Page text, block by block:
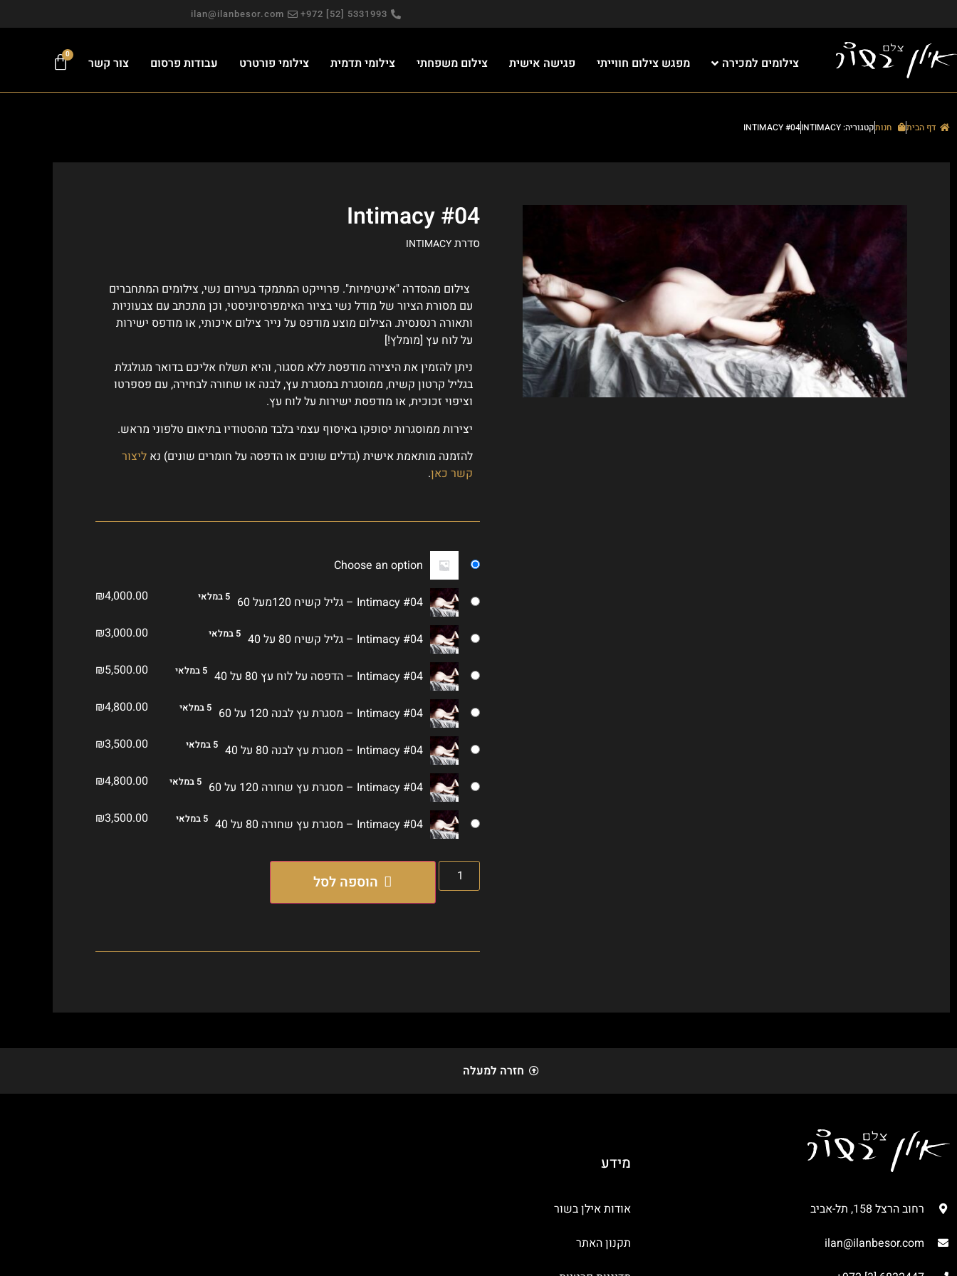
5331993 [52] 972+
ilan@ilanbesor.com
צילומים למכירה מפגש צילום חווייתי פגישה אישית צילום משפחתי צילומי תדמית צילומי פורטרט עבודות פרסום צור קשר
0
דף הבית חנותקטגוריה: INTIMACY INTIMACY #04
Intimacy #04
סדרתINTIMACY
צילום מהסדרה "אינטימיות". פרוייקט המתמקד בעירום נשי, צילומים המתחברים
עם מסורת הציור של מודל נשי בציור האימפרסיוניסטי, וכן מתכתב עם צבעוניות
ותאורה רנסנסית. הצילום מוצע מודפס על נייר צילום איכותי, או מודפס ישירות
על לוח עץ [מומלץ!]
ניתן להזמין את היצירה מודפסת ללא מסגור, והיא תשלח אליכם בדואר מגולגלת
בגליל קרטון קשיח, ממוסגרת במסגרת עץ, לבנה או שחורה לבחירה, עם פספרטו
וציפוי זכוכית, או מודפסת ישירות על לוח עץ.
יצירות ממוסגרות יסופקו באיסוף עצמי בלבד מהסטודיו בתיאום טלפוני מראש.
להזמנה מותאמת אישית (גדלים שונים או הדפסה על חומרים שונים) נא ליצור
קשר כאן.
Choose an option
Intimacy #04 – גליל קשיח 120מעל 60 ₪4,000.00 5 במלאי
Intimacy #04 – גליל קשיח 80 על 40 ₪3,000.00 5 במלאי
Intimacy #04 – הדפסה על לוח עץ 80 על 40 ₪5,500.00 5 במלאי
Intimacy #04 – מסגרת עץ לבנה 120 על 60 ₪4,800.00 5 במלאי
Intimacy #04 – מסגרת עץ לבנה 80 על 40 ₪3,500.00 5 במלאי
Intimacy #04 – מסגרת עץ שחורה 120 על 60 ₪4,800.00 5 במלאי
Intimacy #04 – מסגרת עץ שחורה 80 על 40 ₪3,500.00 5 במלאי
הוספה לסל
חזרה למעלה
רחוב הרצל 158, תל-אביב
ilan@ilanbesor.com
מידע
אודות אילן בשור
תקנון האתר